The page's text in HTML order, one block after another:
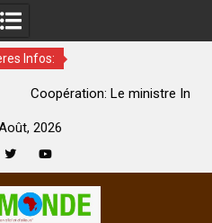
Infos:
Indien Kirti Vardhan Singh à
2026